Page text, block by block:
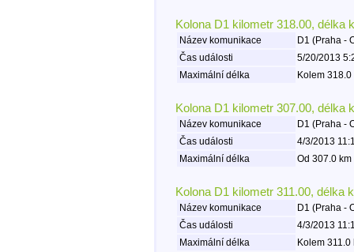
Kolona D1 kilometr 318.00, délka
Název komunikace
D1 (Praha -
Čas události
5/20/2013
Maximální délka
Kolem
Kolona D1 kilometr 307.00, délka
Název komunikace
D1 (Praha -
Čas události
4/3/2013
Maximální délka
Od 307.0
Kolona D1 kilometr 311.00, délka
Název komunikace
D1 (Praha -
Čas události
4/3/2013
Maximální délka
Kolem 311.0